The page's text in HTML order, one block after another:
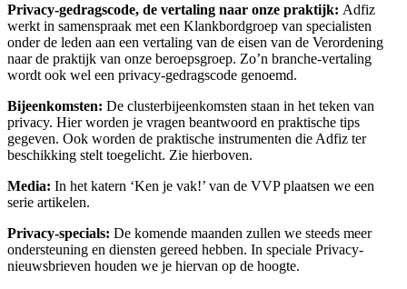
Privacy-gedragscode, de vertaling naar onze praktijk: Adfiz
werkt in samenspraak met een Klankbordgroep van specialisten
onder de leden aan een vertaling van de eisen van de Verordening
naar de praktijk van onze beroepsgroep. Zo’n branche-vertaling
wordt ook wel een privacy-gedragscode genoemd.
Bijeenkomsten: De clusterbijeenkomsten staan in het teken van
privacy. Hier worden je vragen beantwoord en praktische tips
gegeven. Ook worden de praktische instrumenten die Adfiz ter
beschikking stelt toegelicht. Zie hierboven.
Media: In het katern ‘Ken je vak!’ van de VVPplaatsen we een
serie artikelen.
Privacy-specials: De komende maanden zullen we steeds meer
ondersteuning en diensten gereed hebben. In speciale Privacy-
nieuwsbrieven houden we je hiervan op de hoogte.